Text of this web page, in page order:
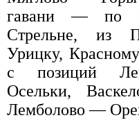
гавани — по
Стрельне, из
Урицку,
с позиций
Осельки,
Лемболово —